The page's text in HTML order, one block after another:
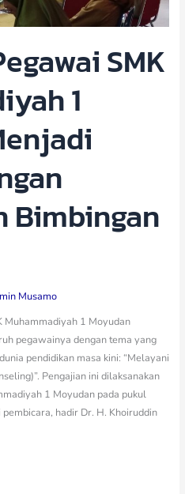
SMK
1
Bimbingan
Musamo
Muhammadiyah 1 Moyudan
pegawainya dengan tema yang
pendidikan masa kini: “Melayani
Pengajian ini dilaksanakan
1 Moyudan pada pukul
hadir Dr. H. Khoiruddin